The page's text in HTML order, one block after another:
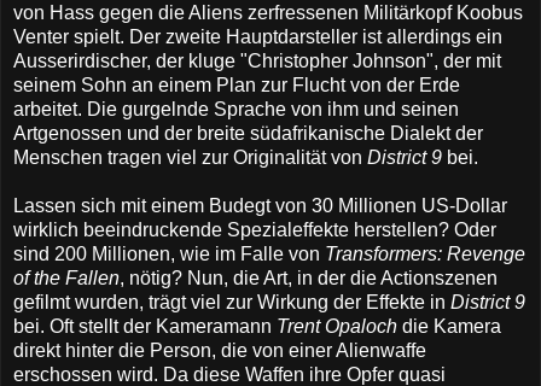
von Hass gegen die Aliens zerfressenen Militärkopf Koobus
Venter spielt. Der zweite Hauptdarsteller ist allerdings ein
Ausserirdischer, der kluge "Christopher Johnson", der mit
seinem Sohn an einem Plan zur Flucht von der Erde
arbeitet. Die gurgelnde Sprache von ihm und seinen
Artgenossen und der breite südafrikanische Dialekt der
Menschen tragen viel zur Originalität von District 9 bei.
Lassen sich mit einem Budegt von 30 Millionen US-Dollar
wirklich beeindruckende Spezialeffekte herstellen? Oder
sind 200 Millionen, wie im Falle von Transformers: Revenge
of the Fallen, nötig? Nun, die Art, in der die Actionszenen
gefilmt wurden, trägt viel zur Wirkung der Effekte in District 9
bei. Oft stellt der Kameramann Trent Opaloch die Kamera
direkt hinter die Person, die von einer Alienwaffe
erschossen wird. Da diese Waffen ihre Opfer quasi